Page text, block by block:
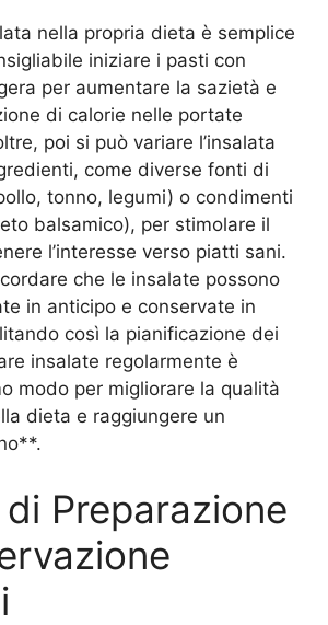
nella propria dieta è semplice
iniziare i pasti con
per aumentare la sazietà e
di calorie nelle portate
poi si può variare l’insalata
come diverse fonti di
tonno, legumi) o condimenti
balsamico), per stimolare il
l’interesse verso piatti sani.
che le insalate possono
in anticipo e conservate in
così la pianificazione dei
insalate regolarmente è
modo per migliorare la qualità
dieta e raggiungere un
Preparazione